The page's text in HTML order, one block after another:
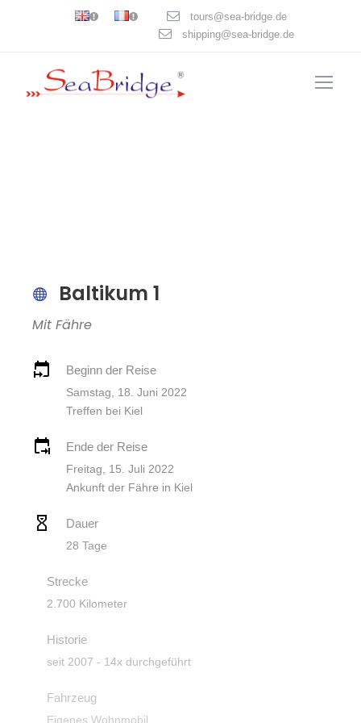
tours@sea-bridge.de
shipping@sea-bridge.de
Baltikum 1
Mit Fähre
Beginn der Reise
Samstag, 18. Juni 2022
Treffen bei Kiel
Ende der Reise
Freitag, 15. Juli 2022
Ankunft der Fähre in Kiel
Dauer
28 Tage
Strecke
2.700 Kilometer
Historie
seit 2007 - 14x durchgeführt
Fahrzeug
Eigenes Wohnmobil